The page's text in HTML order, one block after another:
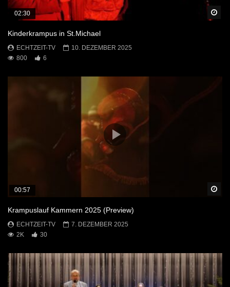
02:30
Kinderkrampus in St.Michael
ECHTZEIT-TV
10. DEZEMBER 2025
800
6
00:57
Krampuslauf Kammern 2025 (Preview)
ECHTZEIT-TV
7. DEZEMBER 2025
2K
30